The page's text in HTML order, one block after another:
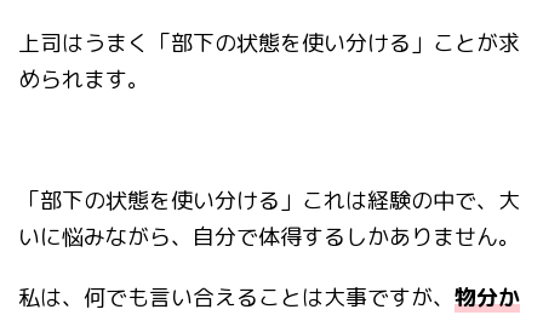
上司はうまく「部下の状態を使い分ける」ことが求
められます。
「部下の状態を使い分ける」これは経験の中で、大
いに悩みながら、自分で体得するしかありません。
私は、何でも言い合えることは大事ですが、 物分か